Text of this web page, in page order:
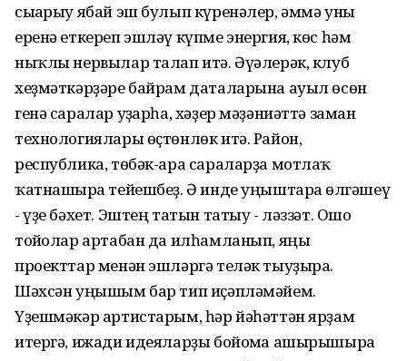
сығарыу ябай эш булып күренәлер, әммә уны
еренә еткереп эшләү күпме энергия, көс һәм
ныҡлы нервылар талап итә. Әүәлерәк, клуб
хеҙмәткәрҙәре байрам даталарына ауыл өсөн
генә саралар уҙғарһа, хәҙер мәҙәниәттә заман
технологиялары өҫтөнлөк итә. Район,
республика, төбәк-ара сараларҙа мотлаҡ
ҡатнашырға тейешбеҙ. Ә инде уңыштарға өлгәшеү
- үҙе бәхет. Эштең татын татыу - ләззәт. Ошо
тойғолар артабан да илһамланып, яңы
проекттар менән эшләргә теләк тыуҙыра.
Шәхсән уңышым бар тип иҫәпләмәйем.
Үҙешмәкәр артистарым, һәр йәһәттән ярҙам
итергә, ижади идеяларҙы бойомға ашырышырға